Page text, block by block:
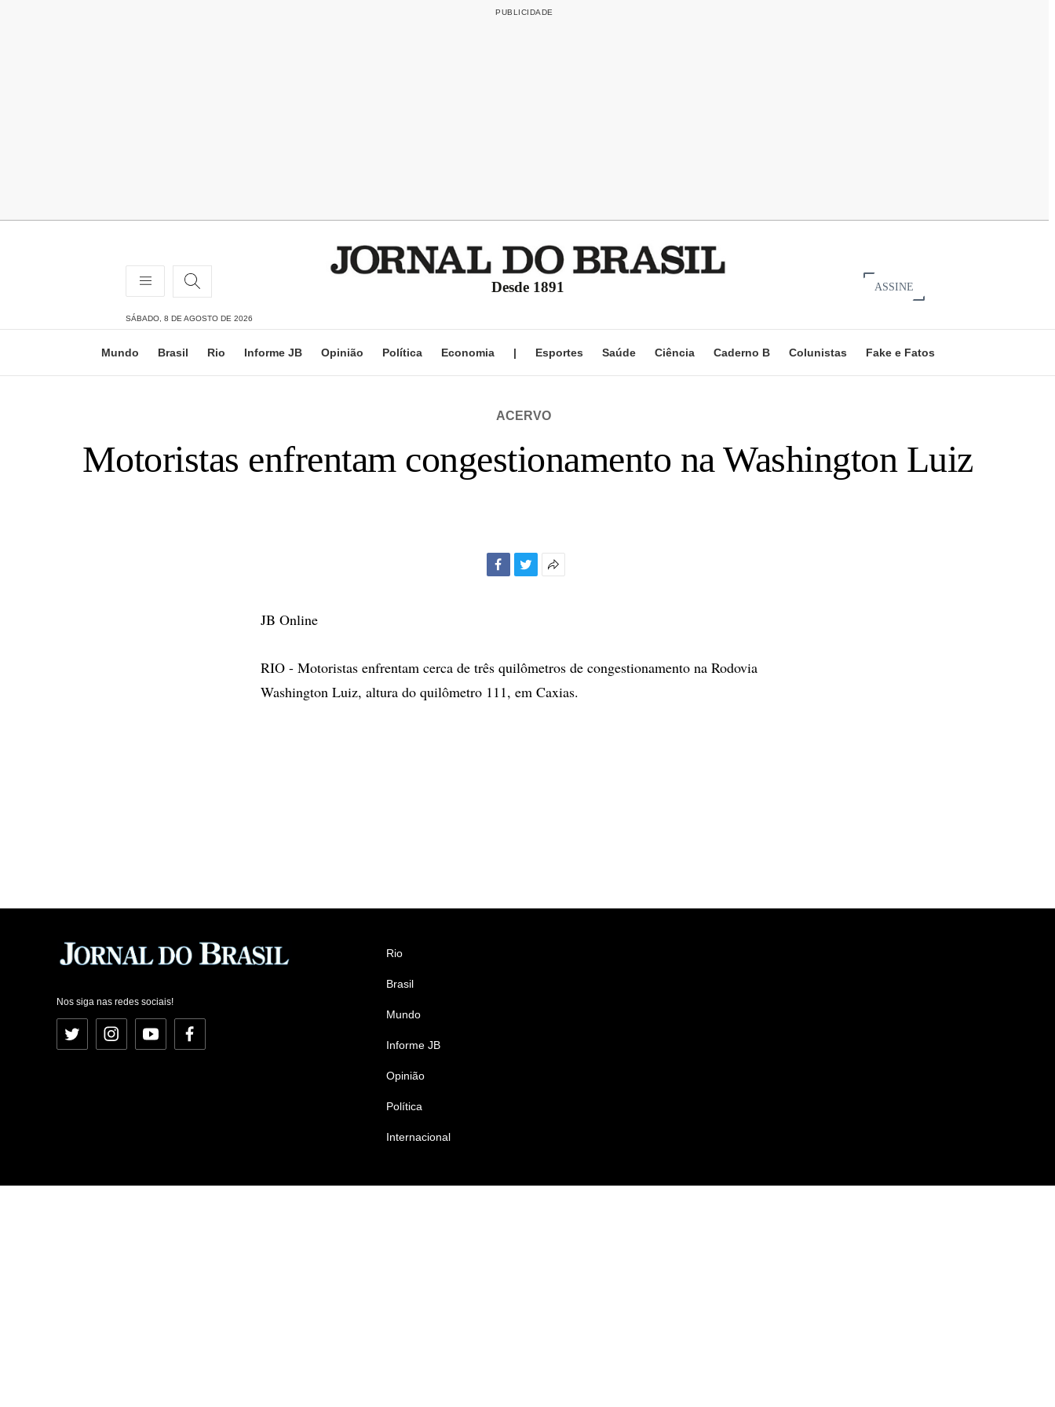
Desde 1891 ASSINE
SÁBADO, 8 DE AGOSTO DE 2026
Mundo Brasil Rio Informe JB Opinião Política Economia | Esportes Saúde Ciência Caderno B Colunistas Fake e Fatos
ACERVO
Motoristas enfrentam congestionamento na Washington Luiz
JB Online
RIO - Motoristas enfrentam cerca de três quilômetros de congestionamento na Rodovia
Washington Luiz, altura do quilômetro 111, em Caxias.
Nos siga nas redes sociais!
Twitter InstagramYouTubeFacebook
Rio
Brasil
Mundo
Informe JB
Opinião
Política
Internacional